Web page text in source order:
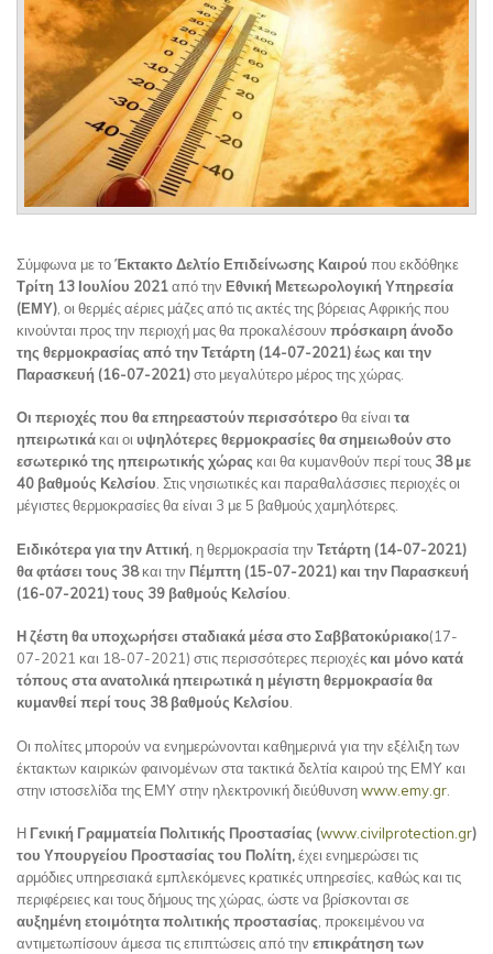
Σύμφωνα με τοΈκτακτο Δελτίο Επιδείνωσης Καιρού που εκδόθηκε
Τρίτη 13 Ιουλίου 2021από την Εθνική Μετεωρολογική Υπηρεσία
(ΕΜΥ) , οι θερμές αέριες μάζες από τις ακτές της βόρειας Αφρικής που
κινούνται προς την περιοχή μας θα προκαλέσουν πρόσκαιρη άνοδο
της θερμοκρασίας από την Τετάρτη (14-07-2021) έως και την
Παρασκευή (16-07-2021)στο μεγαλύτερο μέρος της χώρας.
Οι περιοχές που θα επηρεαστούν περισσότεροθα είναιτα
ηπειρωτικά και οιυψηλότερες θερμοκρασίες θα σημειωθούν στο
εσωτερικό της ηπειρωτικής χώρας και θα κυμανθούν περί τους 38 με
40 βαθμούς Κελσίου. Στις νησιωτικές και παραθαλάσσιες περιοχές οι
μέγιστες θερμοκρασίες θα είναι 3 με 5 βαθμούς χαμηλότερες.
Ειδικότερα για την Αττική , η θερμοκρασία την Τετάρτη (14-07-2021)
θα φτάσει τους 38και την Πέμπτη (15-07-2021) και την Παρασκευή
(16-07-2021) τους 39 βαθμούς Κελσίου
Η ζέστη θα υποχωρήσει σταδιακά μέσα στο Σαββατοκύριακο(17-
07-2021 και 18-07-2021) στις περισσότερες περιοχές και μόνο κατά
τόπους στα ανατολικά ηπειρωτικά η μέγιστη θερμοκρασία θα
κυμανθεί περί τους 38 βαθμούς Κελσίου.
Οι πολίτες μπορούν να ενημερώνονται καθημερινά για την εξέλιξη των
έκτακτων καιρικών φαινομένων στα τακτικά δελτία καιρού της ΕΜΥ και
στην ιστοσελίδα της ΕΜΥ στην ηλεκτρονική διεύθυνσηwww.emy.gr
Η Γενική Γραμματεία Πολιτικής Προστασίας (www.civilprotection.gr)
του Υπουργείου Προστασίας του Πολίτη,έχει ενημερώσει τις
αρμόδιες υπηρεσιακά εμπλεκόμενες κρατικές υπηρεσίες, καθώς και τις
περιφέρειες και τους δήμους της χώρας, ώστε να βρίσκονται σε
αυξημένη ετοιμότητα πολιτικής προστασίας, προκειμένου να
αντιμετωπίσουν άμεσα τις επιπτώσεις από την επικράτηση των